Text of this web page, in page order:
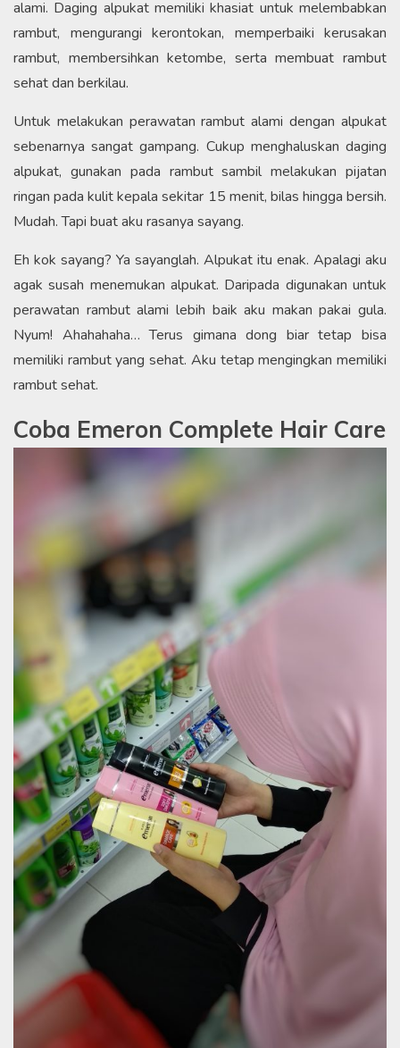
alami. Daging alpukat memiliki khasiat untuk melembabkan
rambut, mengurangi kerontokan, memperbaiki kerusakan
rambut, membersihkan ketombe, serta membuat rambut
sehat dan berkilau.
Untuk melakukan perawatan rambut alami dengan alpukat
sebenarnya sangat gampang. Cukup menghaluskan daging
alpukat, gunakan pada rambut sambil melakukan pijatan
ringan pada kulit kepala sekitar 15 menit, bilas hingga bersih.
Mudah. Tapi buat aku rasanya sayang.
Eh kok sayang? Ya sayanglah. Alpukat itu enak. Apalagi aku
agak susah menemukan alpukat. Daripada digunakan untuk
perawatan rambut alami lebih baik aku makan pakai gula.
Nyum! Ahahahaha… Terus gimana dong biar tetap bisa
memiliki rambut yang sehat. Aku tetap mengingkan memiliki
rambut sehat.
Coba Emeron Complete Hair Care